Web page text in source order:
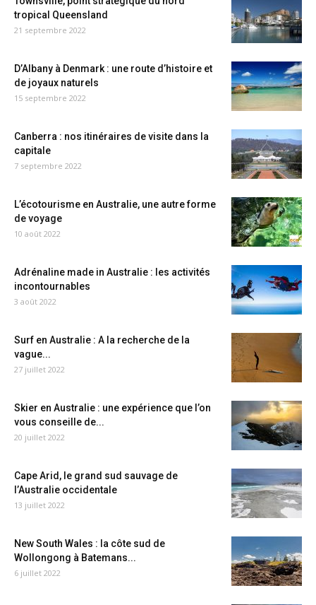
tropical Queensland
21 septembre 2022
D’Albany à Denmark : une route d’histoire et
de joyaux naturels
15 septembre 2022
Canberra : nos itinéraires de visite dans la
capitale
7 septembre 2022
L’écotourisme en Australie, une autre forme
de voyage
10 août 2022
Adrénaline made in Australie : les activités
incontournables
3 août 2022
Surf en Australie : A la recherche de la
vague...
27 juillet 2022
Skier en Australie : une expérience que l’on
vous conseille de...
20 juillet 2022
Cape Arid, le grand sud sauvage de
l’Australie occidentale
13 juillet 2022
New South Wales : la côte sud de
Wollongong à Batemans...
6 juillet 2022